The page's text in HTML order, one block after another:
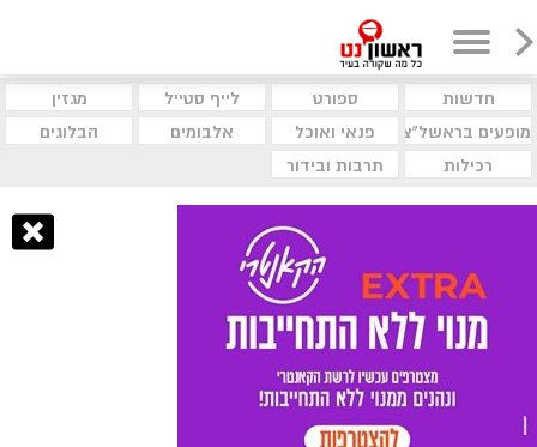
חדשות ספורט לייף סטייל
מגזין
מופעים בראשל"צ
פנאי ואוכל אלבומים
הבלוגים
רכילות
תרבות ובידור